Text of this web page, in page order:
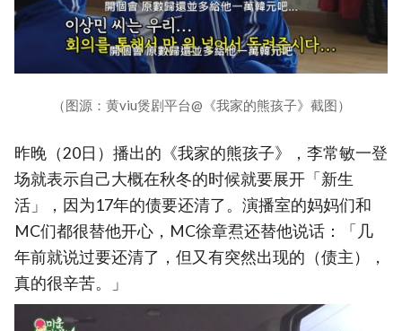
（图源：黄viu煲剧平台@《我家的熊孩子》截图）
昨晚（20日）播出的《我家的熊孩子》，李常敏一登
场就表示自己大概在秋冬的时候就要展开「新生
活」，因为17年的债要还清了。演播室的妈妈们和
MC们都很替他开心，MC徐章焄还替他说话：「几
年前就说过要还清了，但又有突然出现的（债主），
真的很辛苦。」